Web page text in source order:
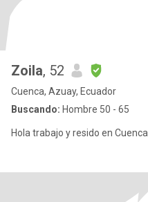
Zoila, 52
Cuenca, Azuay, Ecuador
Buscando: Hombre 50 - 65
Hola trabajo y resido en Cuenca